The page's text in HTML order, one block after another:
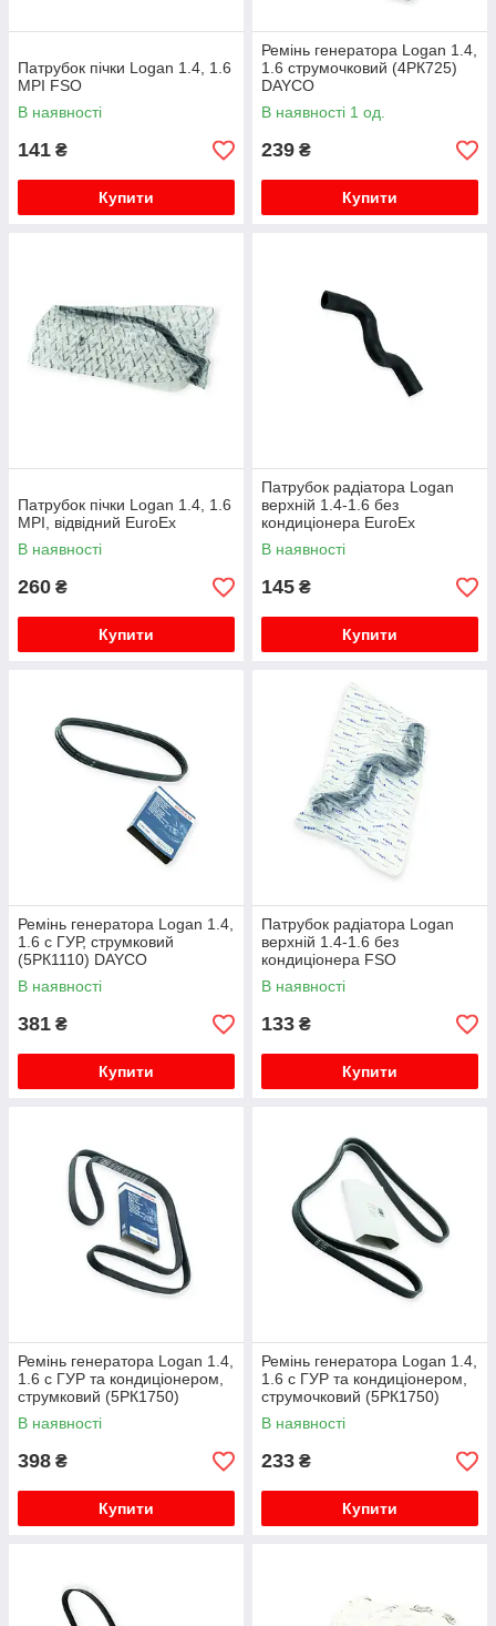
Патрубок пічки Logan 1.4, 1.6
MPI FSO
В наявності
141 ₴
Купити
Ремінь генератора Logan 1.4,
1.6 струмочковий (4РК725)
DAYCO
В наявності 1 од.
239 ₴
Купити
Патрубок пічки Logan 1.4, 1.6
MPI, відвідний EuroEx
В наявності
260 ₴
Купити
Патрубок радіатора Logan
верхній 1.4-1.6 без
кондиціонера EuroEx
В наявності
145 ₴
Купити
Ремінь генератора Logan 1.4,
1.6 c ГУР, струмковий
(5РК1110) DAYCO
В наявності
381 ₴
Купити
Патрубок радіатора Logan
верхній 1.4-1.6 без
кондиціонера FSO
В наявності
133 ₴
Купити
Ремінь генератора Logan 1.4,
1.6 c ГУР та кондиціонером,
струмковий (5РК1750)
BOSCH
В наявності
398 ₴
Купити
Ремінь генератора Logan 1.4,
1.6 c ГУР та кондиціонером,
струмочковий (5РК1750)
EuroEx
В наявності
233 ₴
Купити